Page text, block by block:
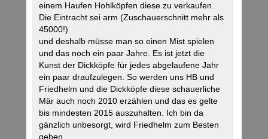
einem Haufen Hohlköpfen diese zu verkaufen.
Die Eintracht sei arm (Zuschauerschnitt mehr als
45000!)
und deshalb müsse man so einen Mist spielen
und das noch ein paar Jahre. Es ist jetzt die
Kunst der Dickköpfe für jedes abgelaufene Jahr
ein paar draufzulegen. So werden uns HB und
Friedhelm und die Dickköpfe diese schauerliche
Mär auch noch 2010 erzählen und das es gelte
bis mindesten 2015 auszuhalten. Ich bin da
gänzlich unbesorgt, wird Friedhelm zum Besten
geben.